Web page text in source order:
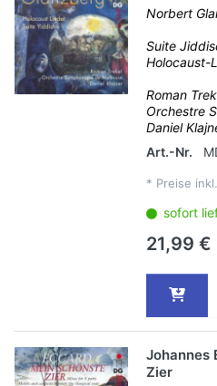
Norbert
Suite
Holocaust-
Roman
Orchestre
Daniel
Art.-Nr.
* Preise
sofort
21,99 €
Johannes
Zier